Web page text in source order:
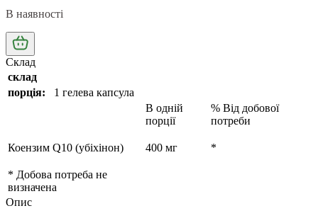
В наявності
Склад
склад
порція:
1 гелева капсула
В одній
порції
% Від добової
потреби
Коензим Q10 (убіхінон) 400 мг *
* Добова потреба не
визначена
Опис